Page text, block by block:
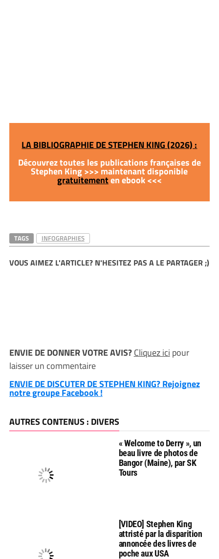
LA BIBLIOGRAPHIE DE STEPHEN KING (2026) :
Découvrez toutes les publications françaises de
Stephen King >>> maintenant disponible
gratuitementen ebook <<<
TAGS INFOGRAPHIES
VOUS AIMEZ L'ARTICLE? N'HESITEZ PAS A LE PARTAGER ;)
ENVIE DE DONNER VOTRE AVIS?Cliquez ici pour
laisser un commentaire
ENVIE DE DISCUTER DE STEPHEN KING? Rejoignez
notre groupe Facebook !
AUTRES CONTENUS : DIVERS
« Welcome to Derry », un
beau livre de photos de
Bangor (Maine), par SK
Tours
[VIDEO] Stephen King
attristé par la disparition
annoncée des livres de
poche aux USA